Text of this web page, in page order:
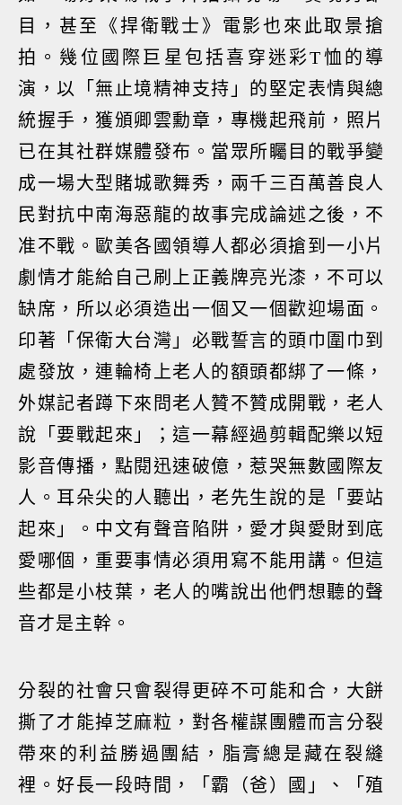
目，甚至《捍衛戰士》電影也來此取景搶
拍。幾位國際巨星包括喜穿迷彩T恤的導
演，以「無止境精神支持」的堅定表情與總
統握手，獲頒卿雲勳章，專機起飛前，照片
已在其社群媒體發布。當眾所矚目的戰爭變
成一場大型賭城歌舞秀，兩千三百萬善良人
民對抗中南海惡龍的故事完成論述之後，不
准不戰。歐美各國領導人都必須搶到一小片
劇情才能給自己刷上正義牌亮光漆，不可以
缺席，所以必須造出一個又一個歡迎場面。
印著「保衛大台灣」必戰誓言的頭巾圍巾到
處發放，連輪椅上老人的額頭都綁了一條，
外媒記者蹲下來問老人贊不贊成開戰，老人
說「要戰起來」；這一幕經過剪輯配樂以短
影音傳播，點閱迅速破億，惹哭無數國際友
人。耳朵尖的人聽出，老先生說的是「要站
起來」。中文有聲音陷阱，愛才與愛財到底
愛哪個，重要事情必須用寫不能用講。但這
些都是小枝葉，老人的嘴說出他們想聽的聲
音才是主幹。
分裂的社會只會裂得更碎不可能和合，大餅
撕了才能掉芝麻粒，對各權謀團體而言分裂
帶來的利益勝過團結，脂膏總是藏在裂縫
裡。好長一段時間，「霸（爸）國」、「殖